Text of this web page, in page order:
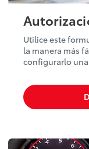
Utilice este
la manera más
configurarlo una